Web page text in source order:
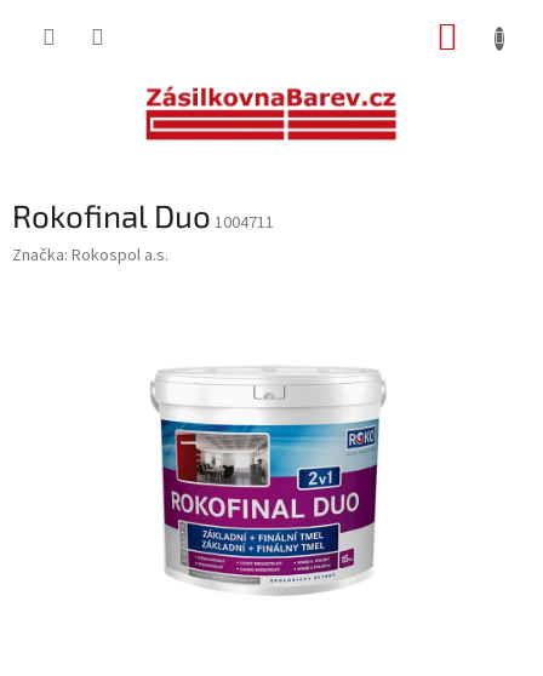
Rokofinal Duo 1004711
Značka: Rokospol a.s.